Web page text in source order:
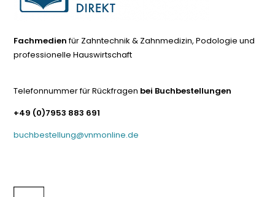
Fachmedienfür Zahntechnik & Zahnmedizin, Podologie und
professionelle Hauswirtschaft
Telefonnummer für Rückfragen bei Buchbestellungen
+49 (0)7953 883 691
buchbestellung@vnmonline.de